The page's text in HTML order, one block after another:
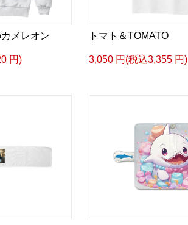
メレオン
円)
トマト＆TOMATO
3,050 円(税込3,355 円)